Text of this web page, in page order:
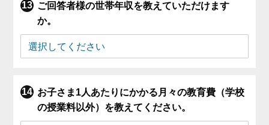
ご回答者様の世帯年収を教えていただけます
か。
お子さま1人あたりにかかる月々の教育費（学校
の授業料以外）を教えてください。